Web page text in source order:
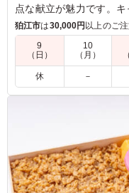
点な献立が魅力です。
も楽しめます。ランチや
みんなが笑顔になるこ
5.0
カリッと揚がった唐
コクがご飯によく合
た。ボリュームも十
ご利用シーン：ロケ・撮
東京都渋谷区恵比寿
狛江市は30,000円以上のご
9
（日）
10
（月）
休 －